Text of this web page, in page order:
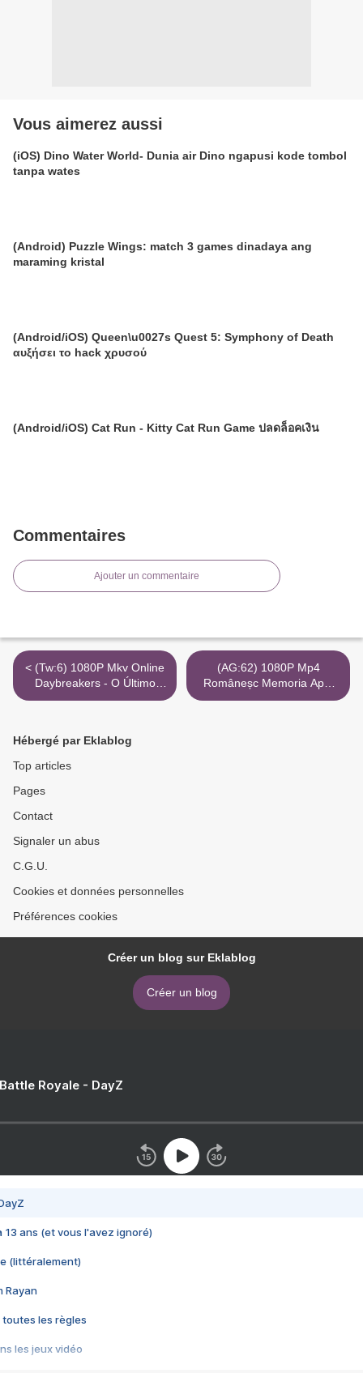
Vous aimerez aussi
(iOS) Dino Water World- Dunia air Dino ngapusi kode tombol
tanpa wates
(Android) Puzzle Wings: match 3 games dinadaya ang
maraming kristal
(Android/iOS) Queen\u0027s Quest 5: Symphony of Death
αυξήσει το hack χρυσού
(Android/iOS) Cat Run - Kitty Cat Run Game ปลดล็อคเงิน
Commentaires
Ajouter un commentaire
< (Tw:6) 1080P Mkv Online
Daybreakers - O Último
Vampiro Hd Netflix
(AG:62) 1080P Mp4
Româneșc Memoria Apei
Sub Torrent Netflix >
Hébergé par Eklablog
Top articles
Pages
Contact
Signaler un abus
C.G.U.
Cookies et données personnelles
Préférences cookies
Créer un blog sur Eklablog
Créer un blog
Royale - DayZ
13 ans (et vous l'avez ignoré)
(littéralement)
Rayan
toutes les règles
les jeux vidéo